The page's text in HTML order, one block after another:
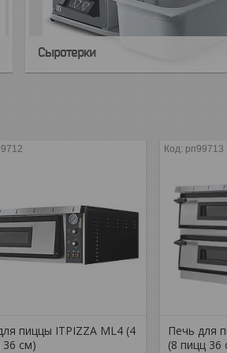
Сыротерки
пиццы ITPIZZA ML4 (4
см)
рп99713
Печь для
(8 пицц 36